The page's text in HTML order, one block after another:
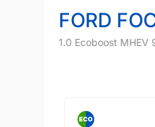
FORD
1.0 Ecoboost MHEV